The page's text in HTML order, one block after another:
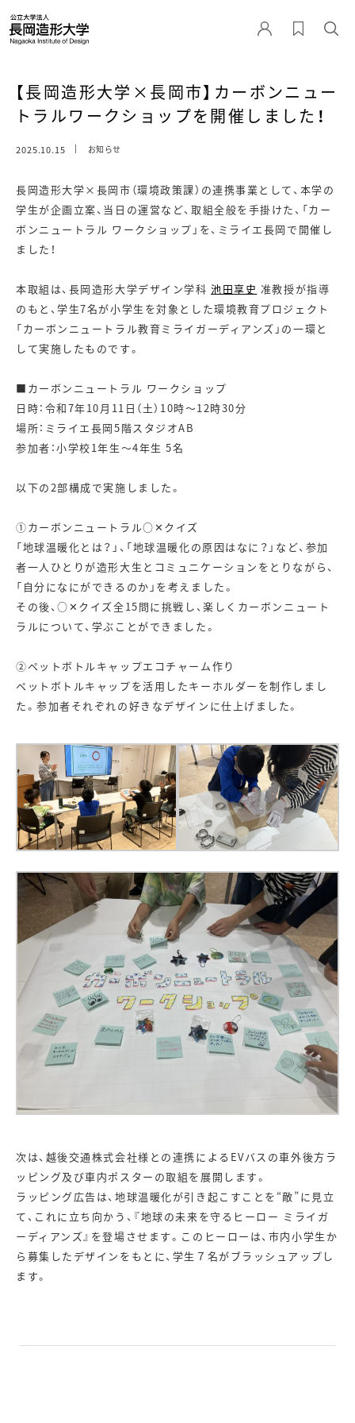
【長岡造形大学×長岡市】カーボンニュー
トラルワークショップを開催しました！
2025.10.15 お知らせ
長岡造形大学×長岡市（環境政策課）の連携事業として、本学の
学生が企画立案、当日の運営など、取組全般を手掛けた、「カー
ボンニュートラル ワークショップ」を、ミライエ長岡で開催し
ました！
本取組は、長岡造形大学デザイン学科池田享史 准教授が指導
のもと、学生7名が小学生を対象とした環境教育プロジェクト
「カーボンニュートラル教育ミライガーディアンズ」の一環と
して実施したものです。
■カーボンニュートラル ワークショップ
日時：令和7年10月11日（土）10時～12時30分
場所：ミライエ長岡5階スタジオAB
参加者：小学校1年生～4年生 5名
以下の2部構成で実施しました。
①カーボンニュートラル○✕クイズ
「地球温暖化とは？」、「地球温暖化の原因はなに？」など、参加
者一人ひとりが造形大生とコミュニケーションをとりながら、
「自分になにができるのか」を考えました。
その後、○✕クイズ全15問に挑戦し、楽しくカーボンニュート
ラルについて、学ぶことができました。
②ペットボトルキャップエコチャーム作り
ペットボトルキャップを活用したキーホルダーを制作しまし
た。参加者それぞれの好きなデザインに仕上げました。
次は、越後交通株式会社様との連携によるEVバスの車外後方ラ
ッピング及び車内ポスターの取組を展開します。
ラッピング広告は、地球温暖化が引き起こすことを“敵”に見立
て、これに立ち向かう、『地球の未来を守るヒーロー ミライガ
ーディアンズ』を登場させます。このヒーローは、市内小学生か
ら募集したデザインをもとに、学生７名がブラッシュアップし
ます。